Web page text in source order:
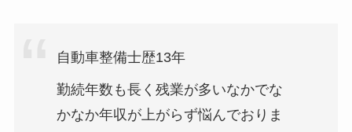
自動車整備士歴13年
勤続年数も長く残業が多いなかでな
かなか年収が上がらず悩んでおりま